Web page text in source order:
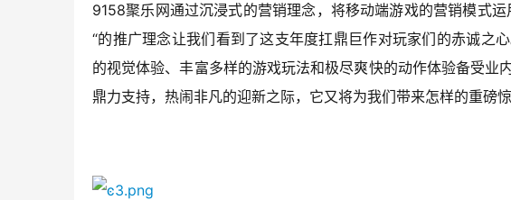
9158聚乐网通过沉浸式的营销理念，将移动端游戏的营销模式
“的推广理念让我们看到了这支年度扛鼎巨作对玩家们的赤诚之
的视觉体验、丰富多样的游戏玩法和极尽爽快的动作体验备受业
鼎力支持，热闹非凡的迎新之际，它又将为我们带来怎样的重磅